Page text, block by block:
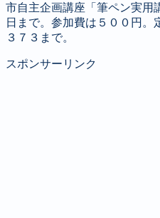
MENU
韮崎エリア
ズームアイ
八ヶ岳自然散策
市自主企画講座「筆ペン実用
日まで。参加費は５００円。
３７３まで。
スポンサーリンク